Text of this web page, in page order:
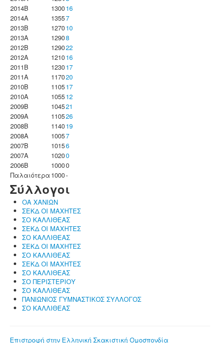
2014B
130016
2014A
13557
2013B
127010
2013A
12908
2012B
129022
2012A
121016
2011B
123017
2011A
117020
2010B
110517
2010A
105512
2009B
104521
2009A
110526
2008B
114019
2008A
10057
2007B
10156
2007A
10200
2006B
10000
Παλαιότερα 1000-
Σύλλογοι
ΟΑ ΧΑΝΙΩΝ
ΣΕΚΔ ΟΙ ΜΑΧΗΤΕΣ
ΣΟ ΚΑΛΛΙΘΕΑΣ
ΣΕΚΔ ΟΙ ΜΑΧΗΤΕΣ
ΣΟ ΚΑΛΛΙΘΕΑΣ
ΣΕΚΔ ΟΙ ΜΑΧΗΤΕΣ
ΣΟ ΚΑΛΛΙΘΕΑΣ
ΣΕΚΔ ΟΙ ΜΑΧΗΤΕΣ
ΣΟ ΚΑΛΛΙΘΕΑΣ
ΣΟ ΠΕΡΙΣΤΕΡΙΟΥ
ΣΟ ΚΑΛΛΙΘΕΑΣ
ΠΑΝΙΩΝΙΟΣ ΓΥΜΝΑΣΤΙΚΟΣ ΣΥΛΛΟΓΟΣ
ΣΟ ΚΑΛΛΙΘΕΑΣ
Επιστροφή στην Ελληνική Σκακιστική Ομοσπονδία